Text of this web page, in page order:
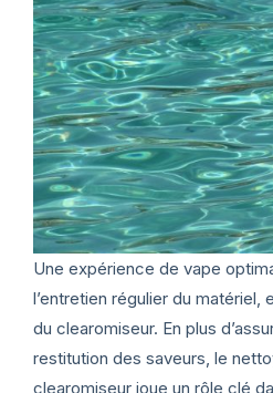
Une expérience de vape
l’entretien régulier du matériel,
du clearomiseur. En plus
restitution des saveurs, le
clearomiseur joue un rôle clé